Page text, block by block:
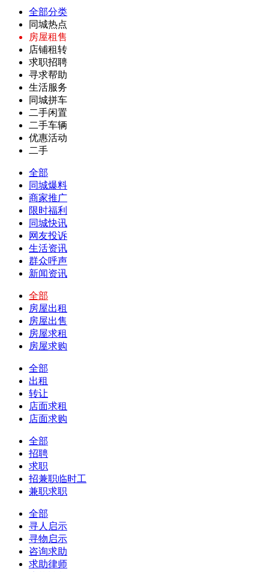
全部分类
同城热点
房屋租售
店铺租转
求职招聘
寻求帮助
生活服务
同城拼车
二手闲置
二手车辆
优惠活动
二手
全部
同城爆料
商家推广
限时福利
同城快讯
网友投诉
生活资讯
群众呼声
新闻资讯
全部
房屋出租
房屋出售
房屋求租
房屋求购
全部
出租
转让
店面求租
店面求购
全部
招聘
求职
招兼职临时工
兼职求职
全部
寻人启示
寻物启示
咨询求助
求助律师